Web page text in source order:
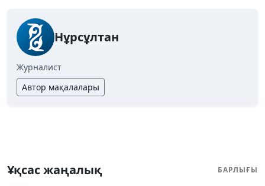
Нұрсұлтан
Журналист
Автор мақалалары
Ұқсас жаңалық БАРЛЫҒЫ